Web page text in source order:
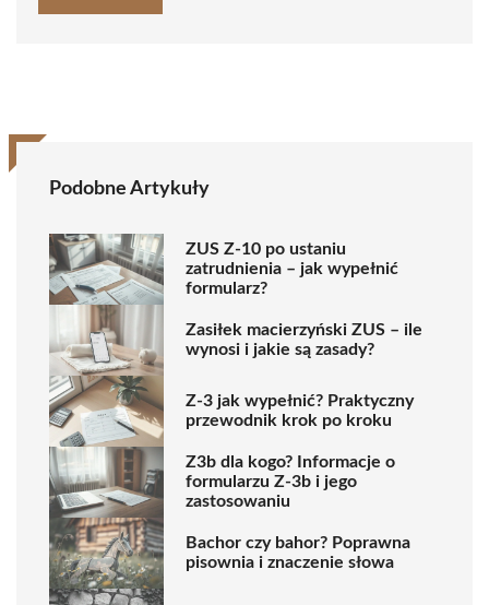
Podobne Artykuły
ZUS Z-10 po ustaniu
zatrudnienia – jak wypełnić
formularz?
Zasiłek macierzyński ZUS – ile
wynosi i jakie są zasady?
Z-3 jak wypełnić? Praktyczny
przewodnik krok po kroku
Z3b dla kogo? Informacje o
formularzu Z-3b i jego
zastosowaniu
Bachor czy bahor? Poprawna
pisownia i znaczenie słowa